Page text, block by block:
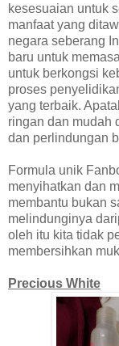
kesesuaian untuk
manfaat yang
negara seberang
baru untuk
untuk berkongsi
proses
yang terbaik.
ringan dan mudah
dan perlindungan
Formula unik
menyihatkan dan
membantu bukan
melindunginya
oleh itu kita tidak
membersihkan
Precious White